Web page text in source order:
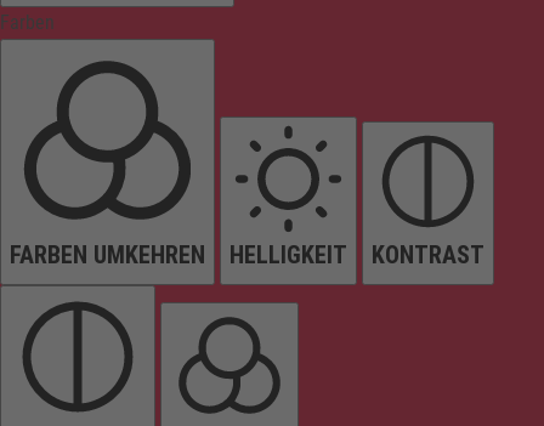
Farben
FARBEN UMKEHREN HELLIGKEIT KONTRAST